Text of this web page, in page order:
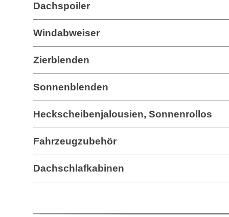
Dachspoiler
Windabweiser
Zierblenden
Sonnenblenden
Heckscheibenjalousien, Sonnenrollos
Fahrzeugzubehör
Dachschlafkabinen